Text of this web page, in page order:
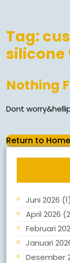
Tag:
Nothing
Dont
Return to
Juni 2026 (1)
April 2026
Februari
Januari
Desember